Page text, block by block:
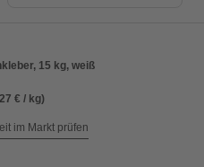
15 kg, weiß
€ / kg)
im Markt prüfen